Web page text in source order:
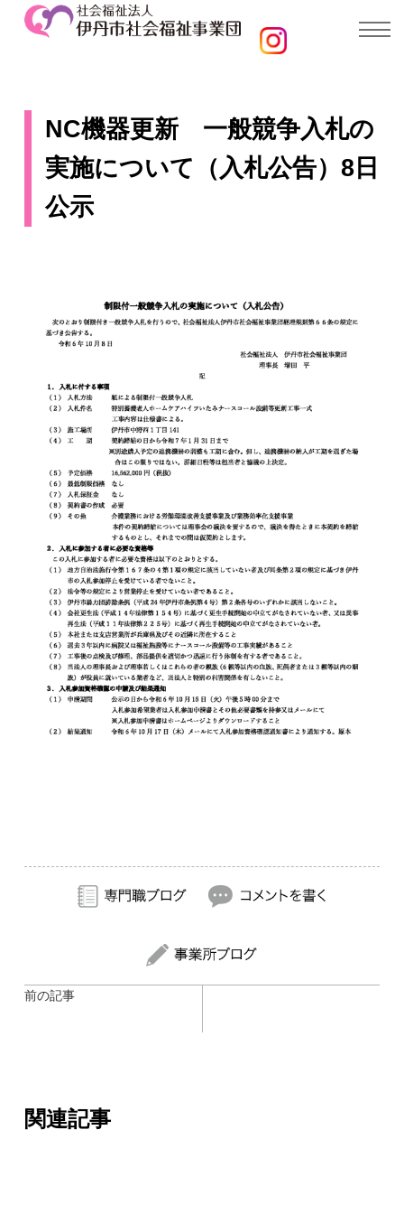
NC機器更新 一般競争入札の
実施について（入札公告）8日
公示
前の記事
関連記事